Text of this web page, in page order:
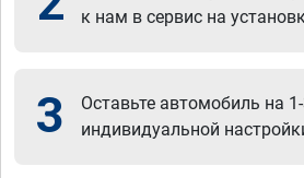
к нам в сервис на
3
Оставьте автомобиль на
индивидуальной